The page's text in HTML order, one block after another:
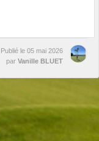
Publié le 05 mai 2026
par Vanille BLUET